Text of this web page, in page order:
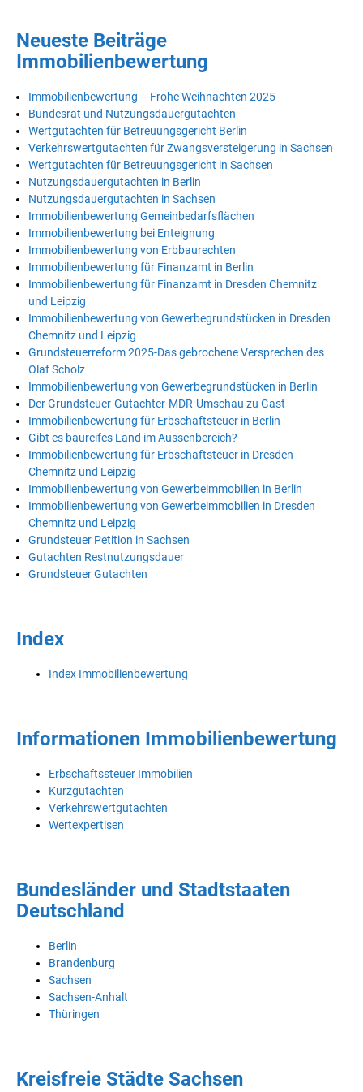
Neueste Beiträge
Immobilienbewertung
Immobilienbewertung – Frohe Weihnachten 2025
Bundesrat und Nutzungsdauergutachten
Wertgutachten für Betreuungsgericht Berlin
Verkehrswertgutachten für Zwangsversteigerung in Sachsen
Wertgutachten für Betreuungsgericht in Sachsen
Nutzungsdauergutachten in Berlin
Nutzungsdauergutachten in Sachsen
Immobilienbewertung Gemeinbedarfsflächen
Immobilienbewertung bei Enteignung
Immobilienbewertung von Erbbaurechten
Immobilienbewertung für Finanzamt in Berlin
Immobilienbewertung für Finanzamt in Dresden Chemnitz
und Leipzig
Immobilienbewertung von Gewerbegrundstücken in Dresden
Chemnitz und Leipzig
Grundsteuerreform 2025-Das gebrochene Versprechen des
Olaf Scholz
Immobilienbewertung von Gewerbegrundstücken in Berlin
Der Grundsteuer-Gutachter-MDR-Umschau zu Gast
Immobilienbewertung für Erbschaftsteuer in Berlin
Gibt es baureifes Land im Aussenbereich?
Immobilienbewertung für Erbschaftsteuer in Dresden
Chemnitz und Leipzig
Immobilienbewertung von Gewerbeimmobilien in Berlin
Immobilienbewertung von Gewerbeimmobilien in Dresden
Chemnitz und Leipzig
Grundsteuer Petition in Sachsen
Gutachten Restnutzungsdauer
Grundsteuer Gutachten
Index
Index Immobilienbewertung
Informationen Immobilienbewertung
Erbschaftssteuer Immobilien
Kurzgutachten
Verkehrswertgutachten
Wertexpertisen
Bundesländer und Stadtstaaten
Deutschland
Berlin
Brandenburg
Sachsen
Sachsen-Anhalt
Thüringen
Kreisfreie Städte Sachsen